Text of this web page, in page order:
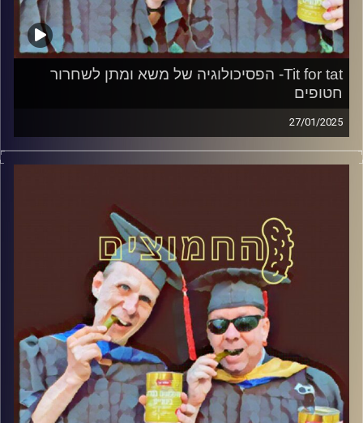
Tit for tat- הפסיכולוגיה של משא ומתן לשחרור
חטופים
27/01/2025
המערכת הפוליטית על ספת הפסיכולוג, עם פרופסור בועז בן-
דוד ופרופסור גלעד הירשברגר
קרדיט תמונות:AudioVersity